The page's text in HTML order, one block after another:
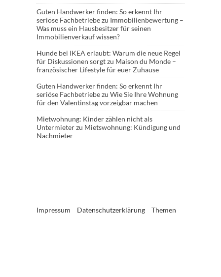
Guten Handwerker finden: So erkennt Ihr
seriöse Fachbetriebezu Immobilienbewertung –
Was muss ein Hausbesitzer für seinen
Immobilienverkauf wissen?
Hunde bei IKEA erlaubt: Warum die neue Regel
für Diskussionen sorgtzu Maison du Monde –
französischer Lifestyle für euer Zuhause
Guten Handwerker finden: So erkennt Ihr
seriöse Fachbetriebezu Wie Sie Ihre Wohnung
für den Valentinstag vorzeigbar machen
Mietwohnung: Kinder zählen nicht als
Untermieterzu Mietswohnung: Kündigung und
Nachmieter
Impressum Datenschutzerklärung Themen